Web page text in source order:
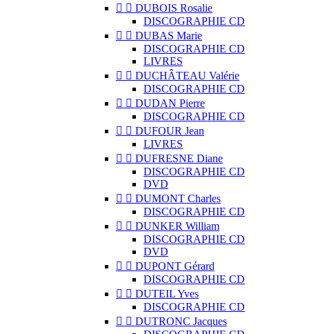
  DUBOIS Rosalie
DISCOGRAPHIE CD
  DUBAS Marie
DISCOGRAPHIE CD
LIVRES
  DUCHÂTEAU Valérie
DISCOGRAPHIE CD
  DUDAN Pierre
DISCOGRAPHIE CD
  DUFOUR Jean
LIVRES
  DUFRESNE Diane
DISCOGRAPHIE CD
DVD
  DUMONT Charles
DISCOGRAPHIE CD
  DUNKER William
DISCOGRAPHIE CD
DVD
  DUPONT Gérard
DISCOGRAPHIE CD
  DUTEIL Yves
DISCOGRAPHIE CD
  DUTRONC Jacques